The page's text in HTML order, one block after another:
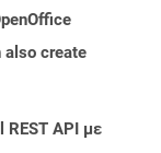
also create
REST API με